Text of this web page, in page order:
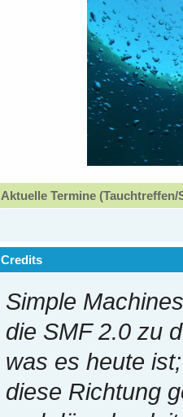
Aktuelle Termine
Credits
Simple
die SMF 2.0 zu
was es heute
diese Richtung